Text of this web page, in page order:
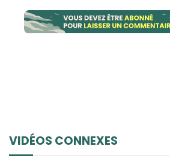
VIDÉOS CONNEXES